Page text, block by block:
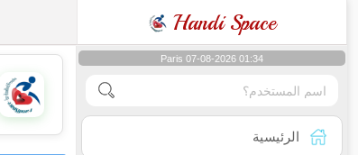
Handi Space
Paris 07-08-2026 01:34
الرئيسية